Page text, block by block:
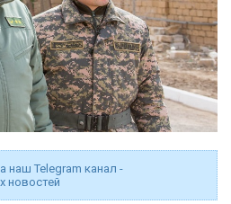
наш Telegram канал -
новостей